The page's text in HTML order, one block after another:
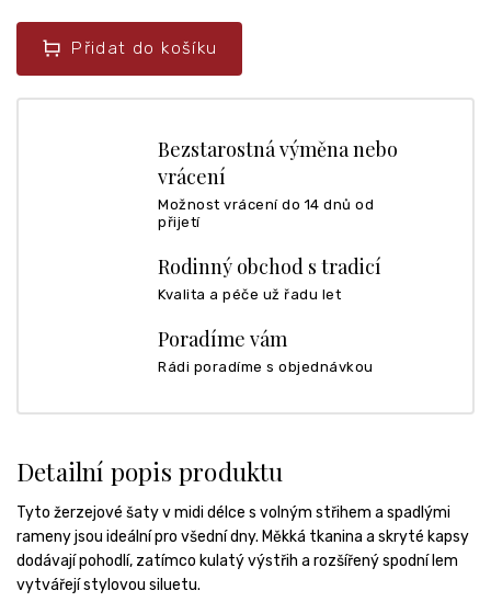
Přidat do košíku
Bezstarostná výměna nebo
vrácení
Možnost vrácení do 14 dnů od
přijetí
Rodinný obchod s tradicí
Kvalita a péče už řadu let
Poradíme vám
Rádi poradíme s objednávkou
Detailní popis produktu
Tyto žerzejové šaty v midi délce s volným střihem a spadlými
rameny jsou ideální pro všední dny. Měkká tkanina a skryté kapsy
dodávají pohodlí, zatímco kulatý výstřih a rozšířený spodní lem
vytvářejí stylovou siluetu.